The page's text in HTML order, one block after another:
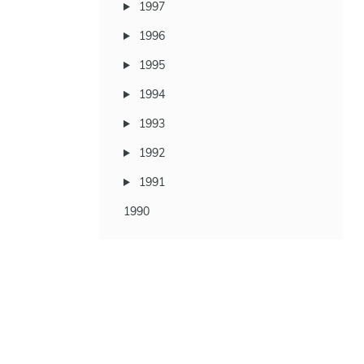
1997
1996
1995
1994
1993
1992
1991
1990